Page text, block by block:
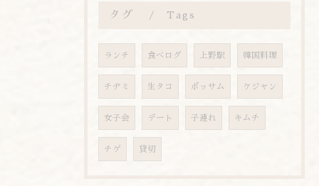
タグ Tags
ランチ 食べログ 上野駅 韓国料理
チヂミ 生タコ ポッサム ケジャン
女子会 デート 子連れ キムチ
チゲ 貸切